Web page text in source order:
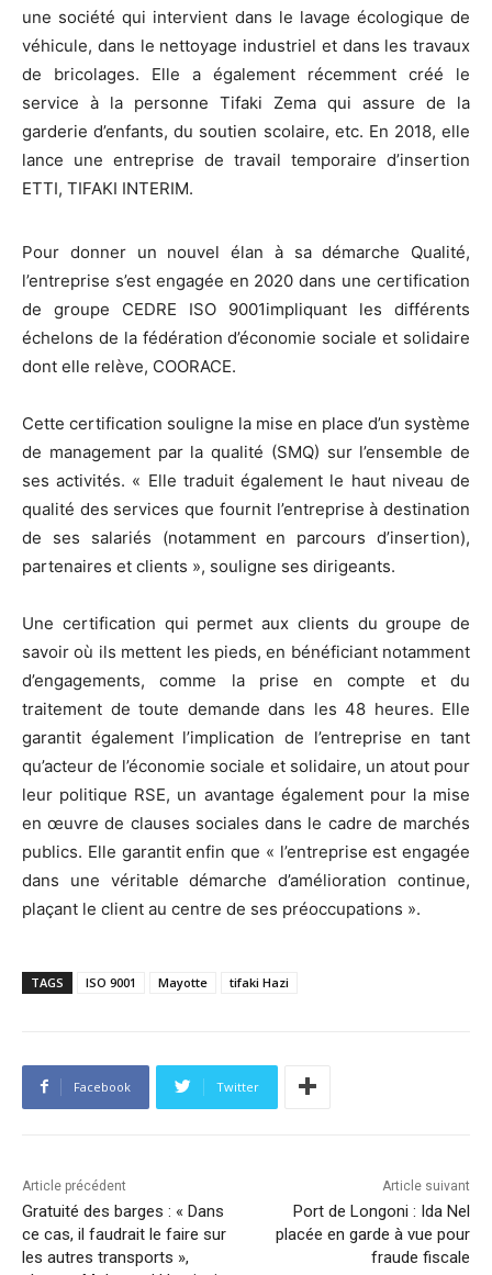
une société qui intervient dans le lavage écologique de
véhicule, dans le nettoyage industriel et dans les travaux
de bricolages. Elle a également récemment créé le
service à la personne Tifaki Zema qui assure de la
garderie d’enfants, du soutien scolaire, etc. En 2018, elle
lance une entreprise de travail temporaire d’insertion
ETTI, TIFAKI INTERIM.
Pour donner un nouvel élan à sa démarche Qualité,
l’entreprise s’est engagée en 2020 dans une certification
de groupe CEDRE ISO 9001impliquant les différents
échelons de la fédération d’économie sociale et solidaire
dont elle relève, COORACE.
Cette certification souligne la mise en place d’un système
de management par la qualité (SMQ) sur l’ensemble de
ses activités. « Elle traduit également le haut niveau de
qualité des services que fournit l’entreprise à destination
de ses salariés (notamment en parcours d’insertion),
partenaires et clients », souligne ses dirigeants.
Une certification qui permet aux clients du groupe de
savoir où ils mettent les pieds, en bénéficiant notamment
d’engagements, comme la prise en compte et du
traitement de toute demande dans les 48 heures. Elle
garantit également l’implication de l’entreprise en tant
qu’acteur de l’économie sociale et solidaire, un atout pour
leur politique RSE, un avantage également pour la mise
en œuvre de clauses sociales dans le cadre de marchés
publics. Elle garantit enfin que « l’entreprise est engagée
dans une véritable démarche d’amélioration continue,
plaçant le client au centre de ses préoccupations ».
TAGS ISO 9001 Mayotte tifaki Hazi
Facebook Twitter
Article précédent
Gratuité des barges : « Dans
ce cas, il faudrait le faire sur
les autres transports »,
Article suivant
Port de Longoni : Ida Nel
placée en garde à vue pour
fraude fiscale